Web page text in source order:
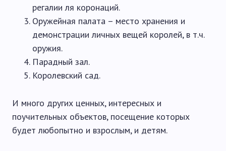
регалии ля коронаций.
Оружейная палата – место хранения и
демонстрации личных вещей королей, в т.ч.
оружия.
Парадный зал.
Королевский сад.
И много других ценных, интересных и
поучительных объектов, посещение которых
будет любопытно и взрослым, и детям.